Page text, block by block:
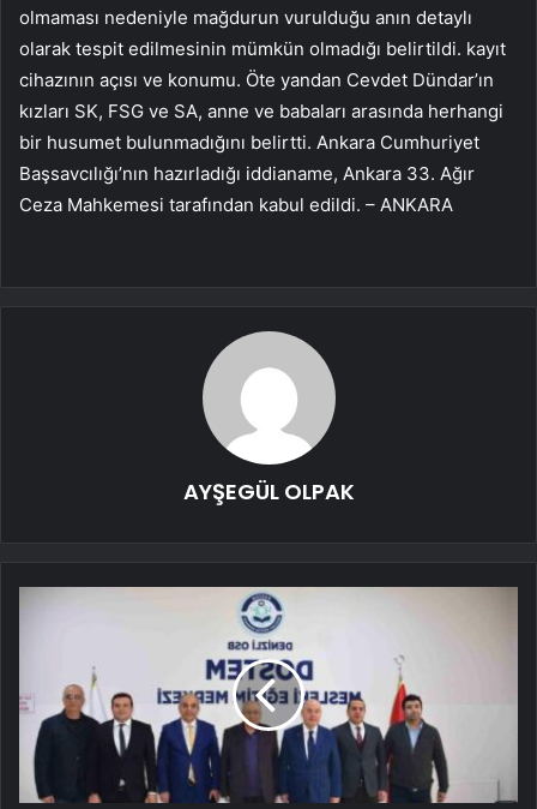
olmaması nedeniyle mağdurun vurulduğu anın detaylı
olarak tespit edilmesinin mümkün olmadığı belirtildi. kayıt
cihazının açısı ve konumu. Öte yandan Cevdet Dündar’ın
kızları SK, FSG ve SA, anne ve babaları arasında herhangi
bir husumet bulunmadığını belirtti. Ankara Cumhuriyet
Başsavcılığı’nın hazırladığı iddianame, Ankara 33. Ağır
Ceza Mahkemesi tarafından kabul edildi. – ANKARA
AYŞEGÜL OLPAK